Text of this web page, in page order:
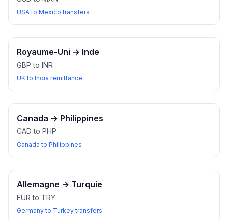
USA to Mexico transfers
Royaume-Uni → Inde
GBP to INR
UK to India remittance
Canada → Philippines
CAD to PHP
Canada to Philippines
Allemagne → Turquie
EUR to TRY
Germany to Turkey transfers